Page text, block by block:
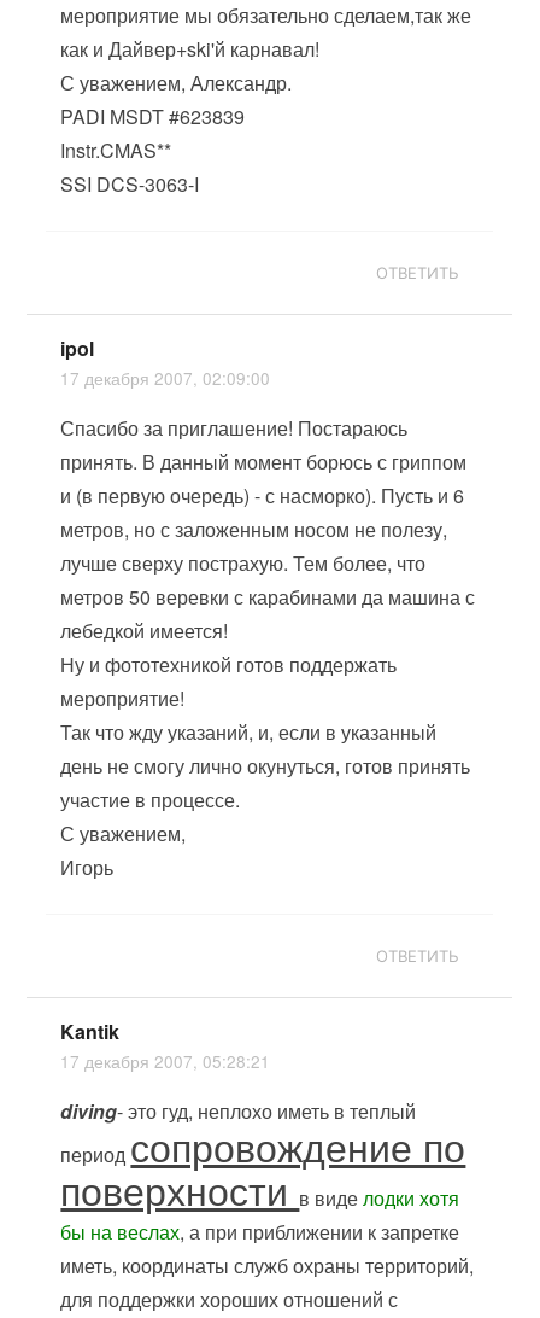
мероприятие мы обязательно сделаем,так же
как и Дайвер+ski'й карнавал!
С уважением, Александр.
PADI MSDT #623839
Instr.CMAS**
SSI DCS-3063-I
ОТВЕТИТЬ
ipol
17 декабря 2007, 02:09:00
Спасибо за приглашение! Постараюсь
принять. В данный момент борюсь с гриппом
и (в первую очередь) - с насморко). Пусть и 6
метров, но с заложенным носом не полезу,
лучше сверху пострахую. Тем более, что
метров 50 веревки с карабинами да машина с
лебедкой имеется!
Ну и фототехникой готов поддержать
мероприятие!
Так что жду указаний, и, если в указанный
день не смогу лично окунуться, готов принять
участие в процессе.
С уважением,
Игорь
ОТВЕТИТЬ
Kantik
17 декабря 2007, 05:28:21
diving- это гуд, неплохо иметь в теплый
период сопровождение по
поверхности в виделодки хотя
бы на веслах, а при приближении к запретке
иметь, координаты служб охраны территорий,
для поддержки хороших отношений с